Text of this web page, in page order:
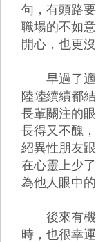
句，有頭路
職場的不如
開心，也更沒
早過了適
陸陸續續都
長輩關注的
長得又不醜
紹異性朋友
在心靈上少
為他人眼中的
後來有機
時，也很幸